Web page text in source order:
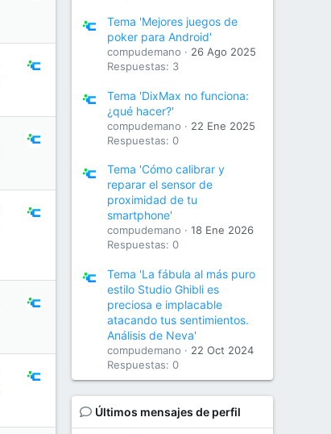
Tema 'Mejores juegos de
poker para Android'
compudemano
26 Ago 2025
Respuestas: 3
Tema 'DixMax no funciona:
¿qué hacer?'
compudemano
22 Ene 2025
Respuestas: 0
Tema 'Cómo calibrar y
reparar el sensor de
proximidad de tu
smartphone'
compudemano
18 Ene 2026
Respuestas: 0
Tema 'La fábula al más puro
estilo Studio Ghibli es
preciosa e implacable
atacando tus sentimientos.
Análisis de Neva'
compudemano
22 Oct 2024
Respuestas: 0
Últimos mensajes de perfil